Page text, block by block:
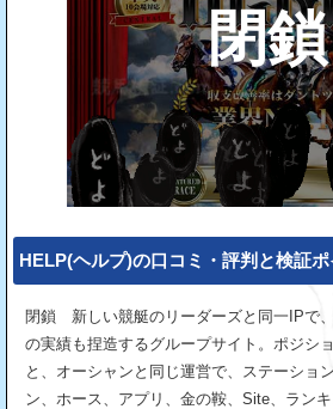
閉鎖
HELP(ヘルプ)の⼝コミ・評判と検証
閉鎖 新しい競艇のリーダーズと同一IPで
の実績も捏造するグループサイト。ポジシ
と、オーシャンと同じ運営で、ステーショ
ン、ホース、アプリ、金の鞍、Site、ラン